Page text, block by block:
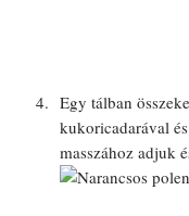
Egy tálban
kukoricadarával
masszához adjuk